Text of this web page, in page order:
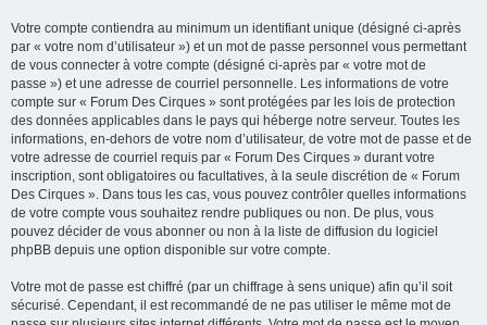
Votre compte contiendra au minimum un identifiant unique (désigné ci-après
par « votre nom d’utilisateur ») et un mot de passe personnel vous permettant
de vous connecter à votre compte (désigné ci-après par « votre mot de
passe ») et une adresse de courriel personnelle. Les informations de votre
compte sur « Forum Des Cirques » sont protégées par les lois de protection
des données applicables dans le pays qui héberge notre serveur. Toutes les
informations, en-dehors de votre nom d’utilisateur, de votre mot de passe et de
votre adresse de courriel requis par « Forum Des Cirques » durant votre
inscription, sont obligatoires ou facultatives, à la seule discrétion de « Forum
Des Cirques ». Dans tous les cas, vous pouvez contrôler quelles informations
de votre compte vous souhaitez rendre publiques ou non. De plus, vous
pouvez décider de vous abonner ou non à la liste de diffusion du logiciel
phpBB depuis une option disponible sur votre compte.
Votre mot de passe est chiffré (par un chiffrage à sens unique) afin qu’il soit
sécurisé. Cependant, il est recommandé de ne pas utiliser le même mot de